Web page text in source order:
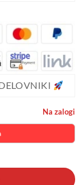
Na zalogi
QC 3.0 15W